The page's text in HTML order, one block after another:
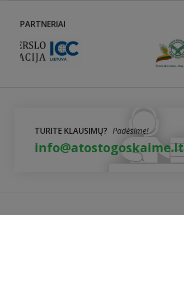
PARTNERIAI
TURITE KLAUSIMŲ? Padėsime!
info@atostogoskaime.lt